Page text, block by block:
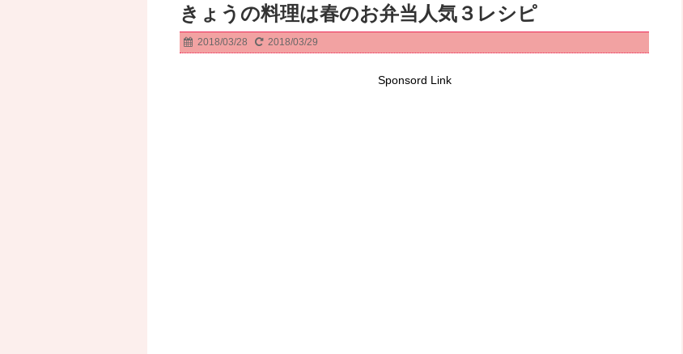
きょうの料理は春のお弁当人気３レシピ
2018/03/28 2018/03/29
Sponsord Link